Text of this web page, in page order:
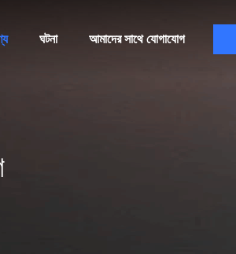
ঘটনা আমাদের সাথে যোগাযোগ